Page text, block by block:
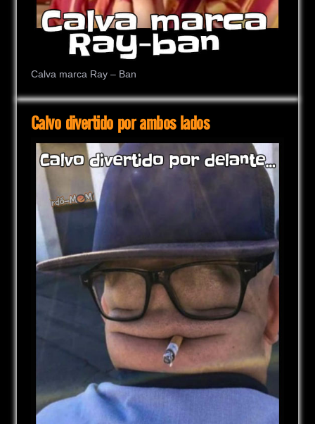
Calva marca Ray – Ban
Calvo divertido por ambos lados